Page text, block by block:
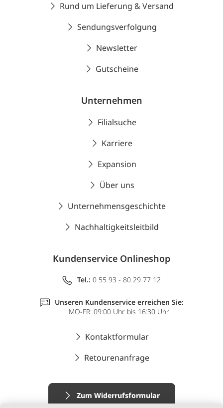
Rund um Lieferung & Versand
Sendungsverfolgung
Newsletter
Gutscheine
Unternehmen
Filialsuche
Karriere
Expansion
Über uns
Unternehmensgeschichte
Nachhaltigkeitsleitbild
Kundenservice Onlineshop
Tel.: 0 55 93 - 80 29 77 12
Unseren Kundenservice erreichen Sie:
MO-FR: 09:00 Uhr bis 16:30 Uhr
Kontaktformular
Retourenanfrage
Zum Widerrufsformular